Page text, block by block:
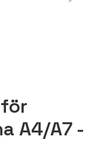
A4/A7 -